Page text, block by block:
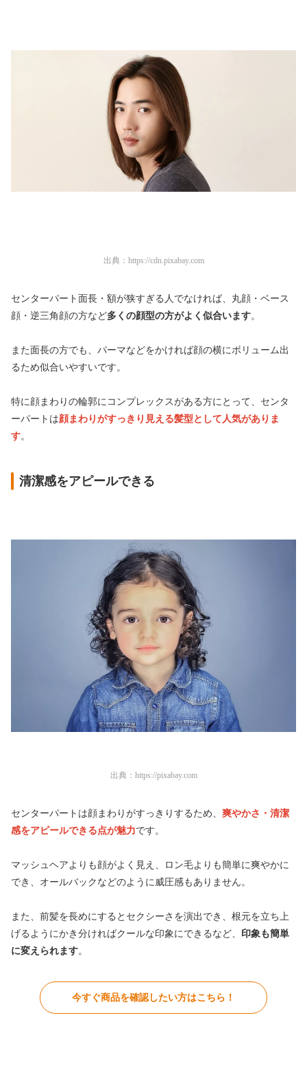
出典： https://cdn.pixabay.com
センターパート面長・額が狭すぎる人でなければ、丸顔・ベース
顔・逆三角顔の方など多くの顔型の方がよく似合います。
また面長の方でも、パーマなどをかければ顔の横にボリューム出
るため似合いやすいです。
特に顔まわりの輪郭にコンプレックスがある方にとって、センタ
ーパートは顔まわりがすっきり見える髪型として人気がありま
す。
清潔感をアピールできる
出典： https://pixabay.com
センターパートは顔まわりがすっきりするため、 爽やかさ・清潔
感をアピールできる点が魅力です。
マッシュヘアよりも顔がよく見え、ロン毛よりも簡単に爽やかに
でき、オールバックなどのように威圧感もありません。
また、前髪を長めにするとセクシーさを演出でき、根元を立ち上
げるようにかき分ければクールな印象にできるなど、 印象も簡単
に変えられます。
今すぐ商品を確認したい方はこちら！